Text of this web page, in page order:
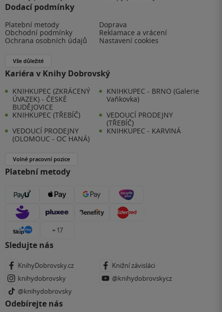
Dodací podmínky
Platební metody
Doprava
Obchodní podmínky
Reklamace a vrácení
Ochrana osobních údajů
Nastavení cookies
Vše důležité
Kariéra v Knihy Dobrovský
KNIHKUPEC (ZKRÁCENÝ
ÚVAZEK) - ČESKÉ
BUDĚJOVICE
KNIHKUPEC - BRNO (Galerie
Vaňkovka)
KNIHKUPEC (TŘEBÍČ)
VEDOUCÍ PRODEJNY
(TŘEBÍČ)
VEDOUCÍ PRODEJNY
(OLOMOUC - OC HANÁ)
KNIHKUPEC - KARVINÁ
Volné pracovní pozice
Platební metody
+ 17
Sledujte nás
KnihyDobrovsky.cz
Knižní závisláci
knihydobrovsky
@knihydobrovskycz
@knihydobrovsky
Odebírejte nás